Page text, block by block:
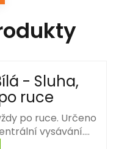
- Sluha,
ruce
po ruce. Určeno
vysávání.…